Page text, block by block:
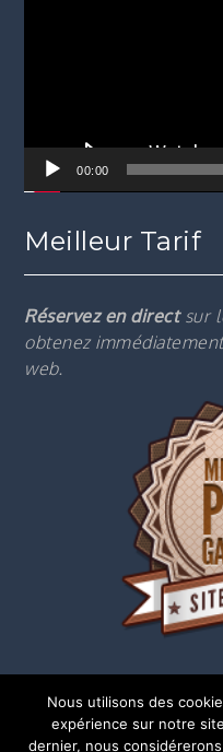
00:00
Meilleur Tarif
Réservez en directsur
obtenez
web.
Nous utilisons des
expérience sur notre
dernier, nous